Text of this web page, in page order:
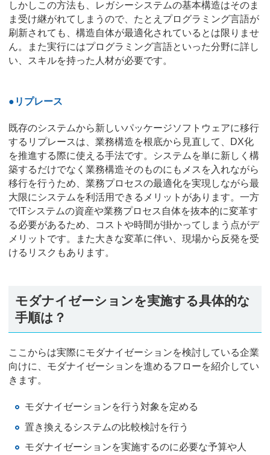
しかしこの方法も、レガシーシステムの基本構造はそのま
ま受け継がれてしまうので、たとえプログラミング言語が
刷新されても、構造自体が最適化されているとは限りませ
ん。また実行にはプログラミング言語といった分野に詳し
い、スキルを持った人材が必要です。
●リプレース
既存のシステムから新しいパッケージソフトウェアに移行
するリプレースは、業務構造を根底から見直して、DX化
を推進する際に使える手法です。システムを単に新しく構
築するだけでなく業務構造そのものにもメスを入れながら
移行を行うため、業務プロセスの最適化を実現しながら最
大限にシステムを利活用できるメリットがあります。一方
でITシステムの資産や業務プロセス自体を抜本的に変革す
る必要があるため、コストや時間が掛かってしまう点がデ
メリットです。また大きな変革に伴い、現場から反発を受
けるリスクもあります。
モダナイゼーションを実施する具体的な
手順は？
ここからは実際にモダナイゼーションを検討している企業
向けに、モダナイゼーションを進めるフローを紹介してい
きます。
モダナイゼーションを行う対象を定める
置き換えるシステムの比較検討を行う
モダナイゼーションを実施するのに必要な予算や人